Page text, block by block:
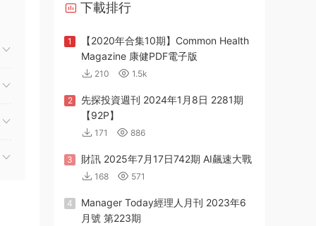
下載排行
1
【2020年合集10期】Common Health
Magazine 康健PDF電子版
210 1.5k
2
先探投資週刊 2024年1月8日 2281期
【92P】
171 886
3 財訊 2025年7月17日742期 AI飆速大戰
168 571
4
Manager Today經理人月刊 2023年6
月號 第223期